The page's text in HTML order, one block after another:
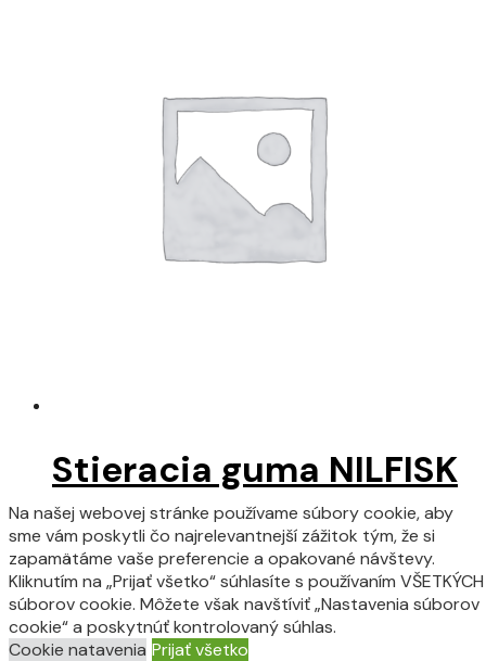
Stieracia guma NILFISK
ALTO SCRUBTEC 770 S
predná
Viac info
Na našej webovej stránke používame súbory cookie, aby
sme vám poskytli čo najrelevantnejší zážitok tým, že si
zapamätáme vaše preferencie a opakované návštevy.
Kliknutím na „Prijať všetko“ súhlasíte s používaním VŠETKÝCH
súborov cookie. Môžete však navštíviť „Nastavenia súborov
cookie“ a poskytnúť kontrolovaný súhlas.
Cookie natavenia Prijať všetko